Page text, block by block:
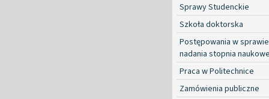
Sprawy Studenckie
Szkoła doktorska
Postępowania w sprawie
nadania stopnia
Praca w Politechnice
Zamówienia publiczne